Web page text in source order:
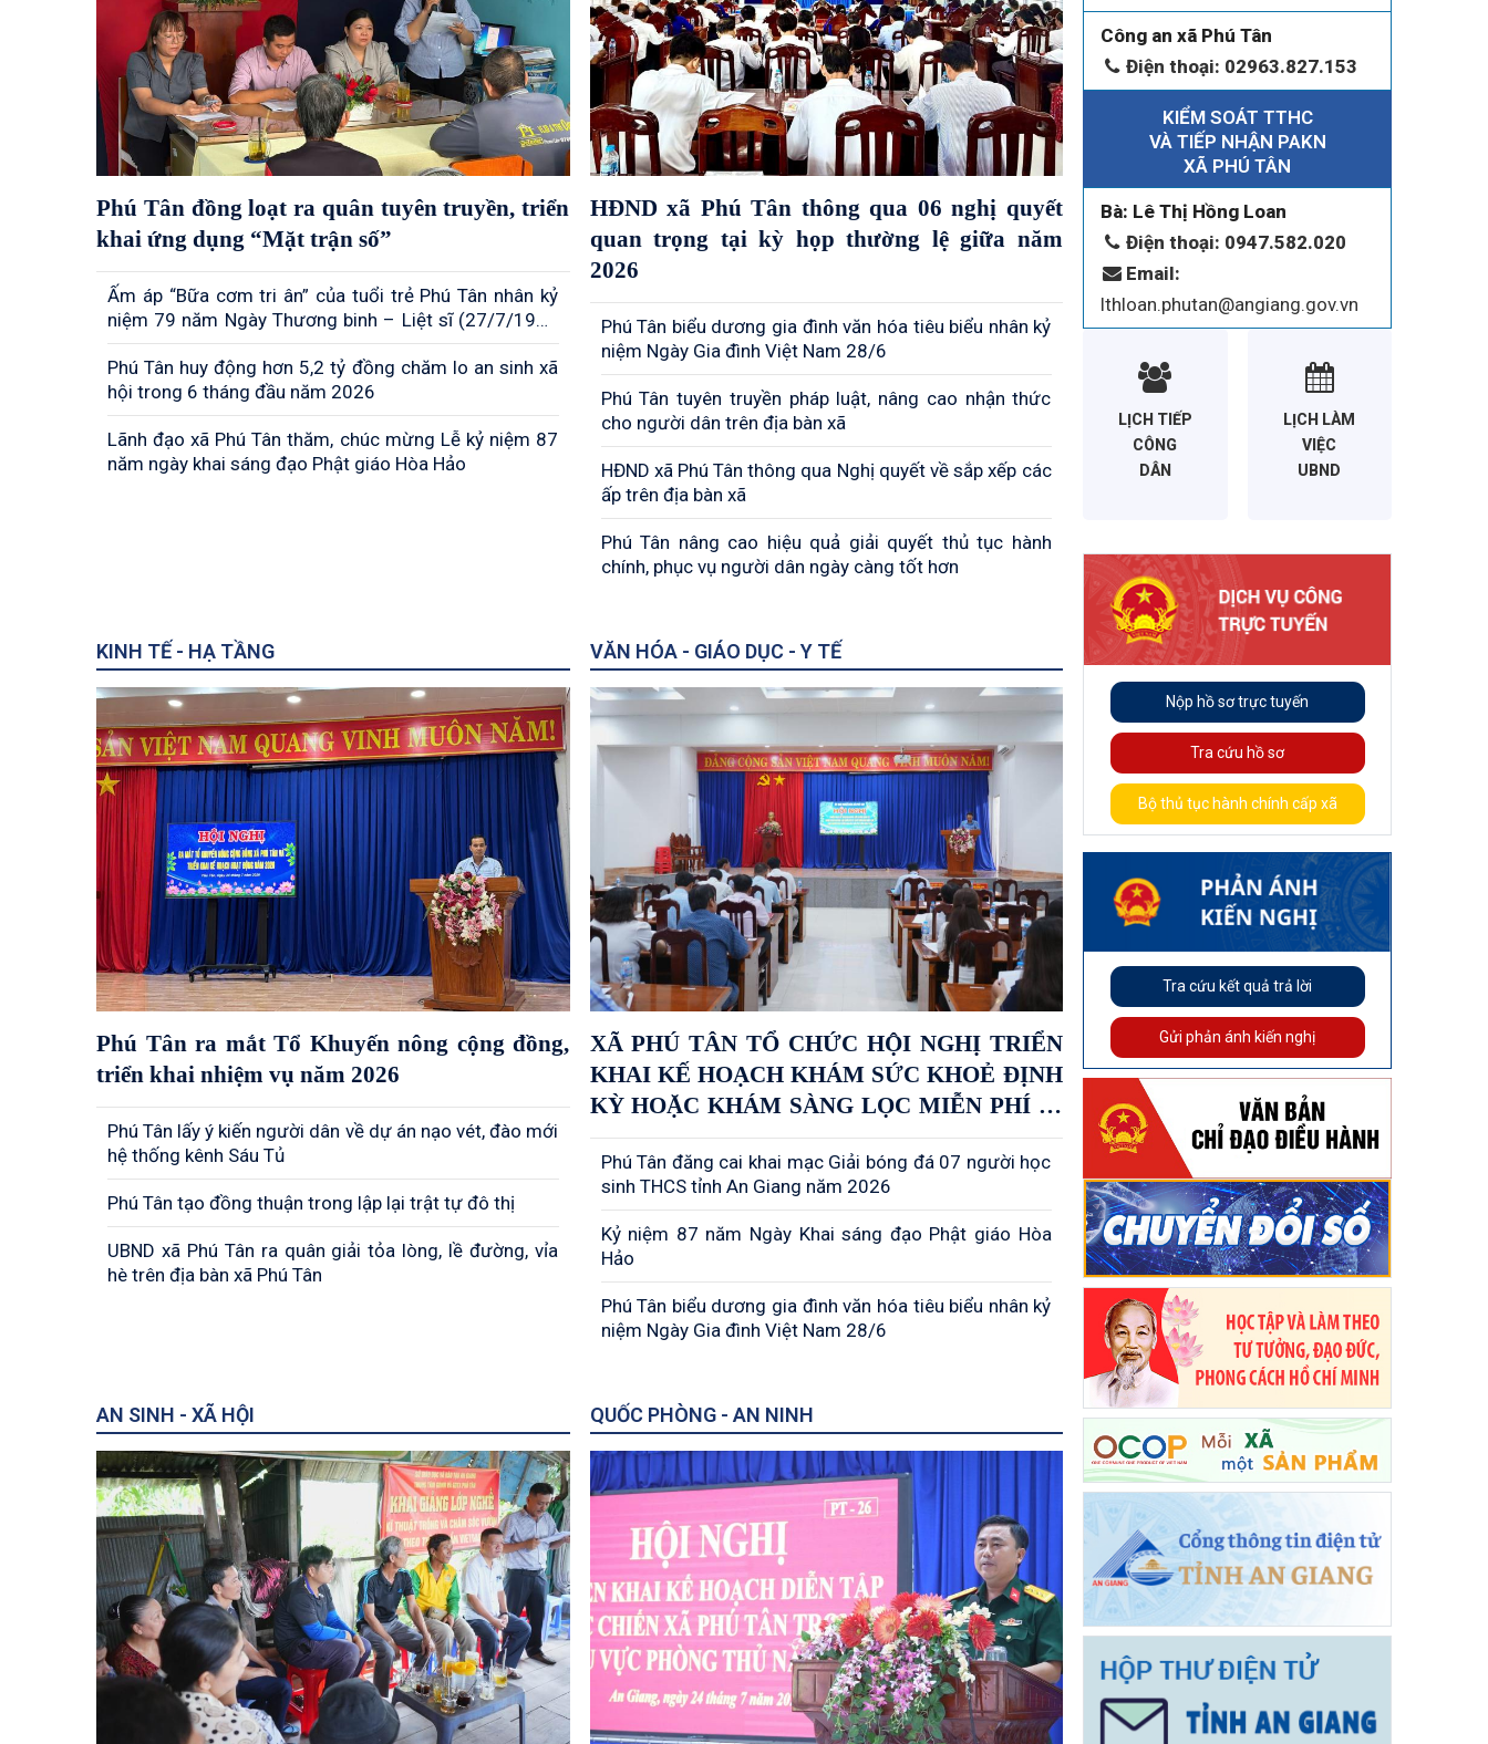
Phú Tân biểu dương gia đình văn hóa tiêu
biểu nhân kỷ niệm Ngày Gia đình Việt Nam
28/6
Phú Tân tuyên truyền pháp luật, nâng cao
nhận thức cho người dân trên địa bàn xã
Phú Tân đồng loạt ra quân tuyên truyền, triển
khai ứng dụng “Mặt trận số”
Ấm áp “Bữa cơm tri ân” của tuổi trẻ Phú Tân nhân kỷ
niệm 79 năm Ngày Thương binh – Liệt sĩ (27/7/1947
– 27/7/2026)
Phú Tân huy động hơn 5,2 tỷ đồng chăm lo an sinh xã
hội trong 6 tháng đầu năm 2026
Lãnh đạo xã Phú Tân thăm, chúc mừng Lễ kỷ niệm 87
năm ngày khai sáng đạo Phật giáo Hòa Hảo
HĐND xã Phú Tân thông qua 06 nghị quyết
quan trọng tại kỳ họp thường lệ giữa năm
2026
Phú Tân biểu dương gia đình văn hóa tiêu biểu nhân kỷ
niệm Ngày Gia đình Việt Nam 28/6
Phú Tân tuyên truyền pháp luật, nâng cao nhận thức
cho người dân trên địa bàn xã
HĐND xã Phú Tân thông qua Nghị quyết về sắp xếp các
ấp trên địa bàn xã
Phú Tân nâng cao hiệu quả giải quyết thủ tục hành
chính, phục vụ người dân ngày càng tốt hơn
KINH TẾ - HẠ TẦNG
Phú Tân ra mắt Tổ Khuyến nông cộng đồng,
triển khai nhiệm vụ năm 2026
Phú Tân lấy ý kiến người dân về dự án nạo vét, đào mới
hệ thống kênh Sáu Tủ
Phú Tân tạo đồng thuận trong lập lại trật tự đô thị
UBND xã Phú Tân ra quân giải tỏa lòng, lề đường, vỉa
hè trên địa bàn xã Phú Tân
VĂN HÓA - GIÁO DỤC - Y TẾ
XÃ PHÚ TÂN TỔ CHỨC HỘI NGHỊ TRIỂN
KHAI KẾ HOẠCH KHÁM SỨC KHOẺ ĐỊNH
KỲ HOẶC KHÁM SÀNG LỌC MIỄN PHÍ ÍT
NHẤT MỖI NĂM MỘT LẦN CHO NGƯỜI
DÂN
Phú Tân đăng cai khai mạc Giải bóng đá 07 người học
sinh THCS tỉnh An Giang năm 2026
Kỷ niệm 87 năm Ngày Khai sáng đạo Phật giáo Hòa
Hảo
Phú Tân biểu dương gia đình văn hóa tiêu biểu nhân kỷ
niệm Ngày Gia đình Việt Nam 28/6
AN SINH - XÃ HỘI QUỐC PHÒNG - AN NINH
Công an xã Phú Tân
Điện thoại: 02963.827.153
KIỂM SOÁT TTHC
VÀ TIẾP NHẬN PAKN
XÃ PHÚ TÂN
Bà: Lê Thị Hồng Loan
Điện thoại: 0947.582.020
Email:
lthloan.phutan@angiang.gov.vn
LỊCH TIẾP
CÔNG
DÂN
LỊCH LÀM
VIỆC
UBND
Nộp hồ sơ trực tuyến
Tra cứu hồ sơ
Bộ thủ tục hành chính cấp xã
Tra cứu kết quả trả lời
Gửi phản ánh kiến nghị